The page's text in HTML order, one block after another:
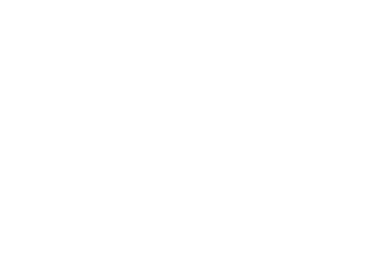
(za poplatek), balkónem a kávovarem s kapslemi (za
moře, Balkón):
(za poplatek), balkónem a kávovarem s kapslemi (za